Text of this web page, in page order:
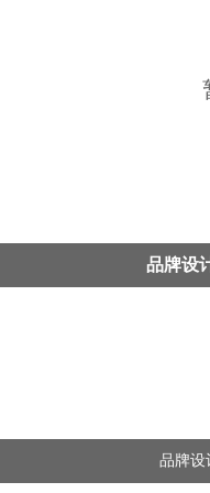
品牌设
品牌设